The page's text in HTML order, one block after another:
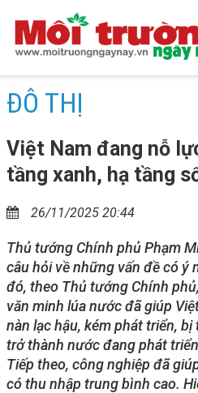
ĐÔ THỊ
Việt Nam đang nỗ
tầng xanh, hạ tầng
26/11/2025 20:44
Thủ tướng Chính phủ Phạm
câu hỏi về những vấn đề có ý
đó, theo Thủ tướng Chính
văn minh lúa nước đã giúp
nàn lạc hậu, kém phát triển,
trở thành nước đang phát
Tiếp theo, công nghiệp đã
có thu nhập trung bình cao.